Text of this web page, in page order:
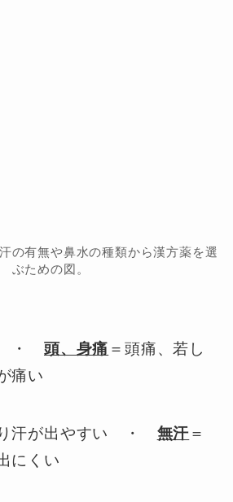
の有無や鼻水の種類から漢方薬を選
ぶための図。
・ 頭、身痛 ＝頭痛、若し
痛い
汗が出やすい ・ 無汗＝
にくい